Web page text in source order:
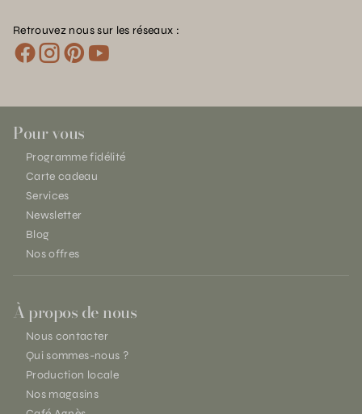
Retrouvez nous sur les réseaux :
Pour vous
Programme fidélité
Carte cadeau
Services
Newsletter
Blog
Nos offres
À propos de nous
Nous contacter
Qui sommes-nous ?
Production locale
Nos magasins